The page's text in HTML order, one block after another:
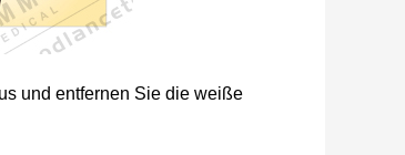
und entfernen Sie die weiße